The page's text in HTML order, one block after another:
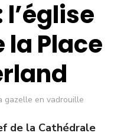
la Place
gazelle en vadrouille
de la Cathédrale